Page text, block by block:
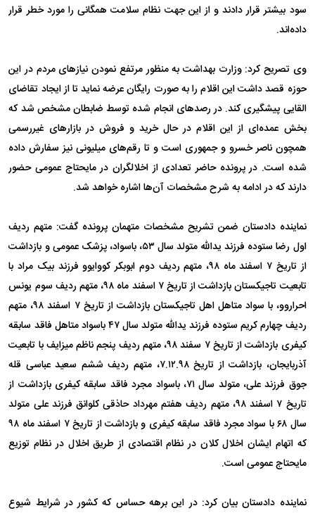
سود بیشتر قرار دادند و از این جهت نظام سلامت همگانی را مورد خطر قرار
داده‌اند.
وی تصریح کرد: وزارت بهداشت به منظور مرتفع نمودن نیاز‌های مردم در این
حوزه قصد داشت این اقلام را به صورت رایگان عرضه نماید تا از ایجاد تقاضای
القایی پیشگیری کند. در رصد‌های انجام شده توسط ضابطان مشخص شد که
بخش عمده‌ای از این اقلام در حال خرید و فروش در بازار‌های غیررسمی
همچون ناصر خسرو و جمهوری است و تا رقم‌های میلیونی نیز سفارش داده
شده است. در پرونده حاضر تعدادی از اخلالگران در مایحتاج عمومی حضور
دارند که در ادامه به شرح مشخصات آن‌ها اشاره خواهد شد.
نماینده دادستان ضمن تشریح مشخصات متهمان پرونده گفت: متهم ردیف
اول رضا ستوده فرزند یدالله متولد سال ۵۳، باسواد، پزشک عمومی و بازداشت
از تاریخ ۷ اسفند ماه ۹۸، متهم ردیف دوم ابوبکر کووایوو فرزند بیک مراد با
تابعیت تاجیکستان بازداشت از تاریخ ۷ اسفند ماه ۹۸، متهم ردیف سوم یونس
احراروو، با سواد متاهل اهل تاجیکستان بازداشت از تاریخ ۷ اسفند ۹۸، متهم
ردیف چهارم کریم ستوده فرزند یدالله متولد سال ۴۷ باسواد متاهل فاقد سابقه
کیفری بازداشت از تاریخ ۷ سفند ۹۸، متهم ردیف پنجم ناظم میزایف با تابعیت
آذربایجان، بازداشت از تاریخ ۷.۱۲.۹۸، متهم ردیف ششم سعید عباسی قله
جوق فرزند علی، متولد سال ۷۱، باسواد مجرد فاقد سابقه کیفری بازداشت از
تاریخ ۷ اسفند ۹۸، متهم ردیف هفتم مهرداد حاذقی کلوانق فرزند علی متولد
سال ۶۸ با سواد مجرد فاقد سابقه کیفری و بازداشت از تاریخ ۷ اسفند ماه ۹۸
که اتهام ایشان اخلال کلان در نظام اقتصادی از طریق اخلال در نظام توزیع
مایحتاج عمومی است.
نماینده دادستان بیان کرد: در این برهه حساس که کشور در شرایط شیوع